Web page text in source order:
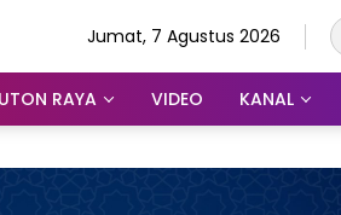
Jumat, 7 Agustus 2026
RAYA VIDEO KANAL